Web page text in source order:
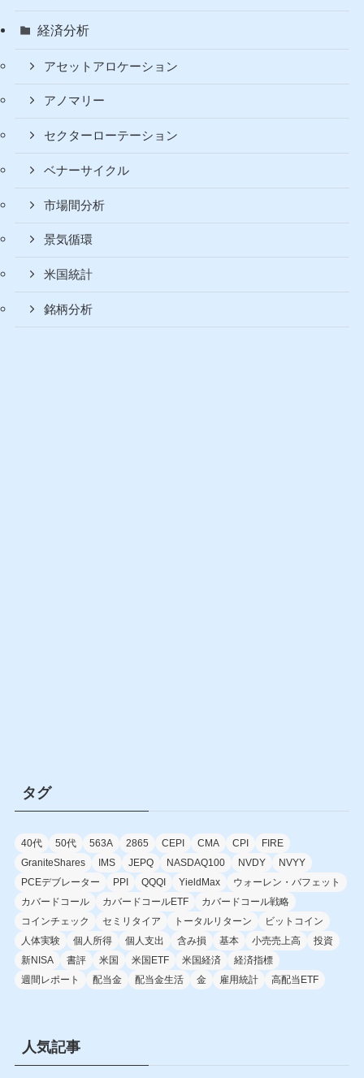
経済分析
アセットアロケーション
アノマリー
セクターローテーション
ベナーサイクル
市場間分析
景気循環
米国統計
銘柄分析
タグ
40代 50代 563A 2865 CEPI CMA CPI
FIRE
GraniteShares
IMS JEPQ NASDAQ100 NVDY
NVYY
PCEデブレーター
PPI QQQI YieldMax
ウォーレン・バフェット
カバードコール
カバードコールETF
カバードコール戦略
コインチェック
セミリタイア トータルリターン
ビットコイン
人体実験
個人所得 個人支出 含み損 基本 小売売上高
投資
新NISA
書評 米国 米国ETF 米国経済
経済指標
週間レポート
配当金 配当金生活 金 雇用統計 高配当ETF
人気記事